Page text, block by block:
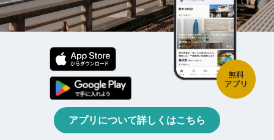
アプリについて詳しくはこちら